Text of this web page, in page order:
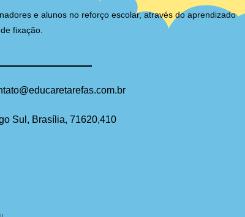
e alunos no reforço escolar, através do aprendizado
fixação.
Sul, Brasília, 71620,410